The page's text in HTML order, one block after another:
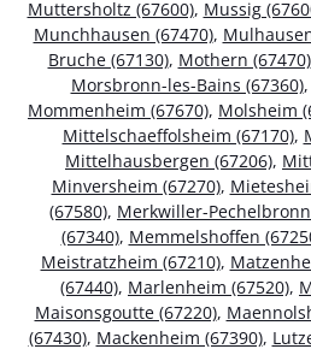
Muttersholtz (67600), Mussig
Munchhausen (67470),
Bruche (67130), Mothern (67470)
Morsbronn-les-Bains (67360),
Mommenheim (67670), Molsheim
Mittelschaeffolsheim (67170),
Mittelhausbergen (67206),
Minversheim (67270),
(67580), Merkwiller-
(67340), Memmelshoffen
Meistratzheim (67210),
(67440), Marlenheim (67520),
Maisonsgoutte (67220),
(67430), Mackenheim (67390),